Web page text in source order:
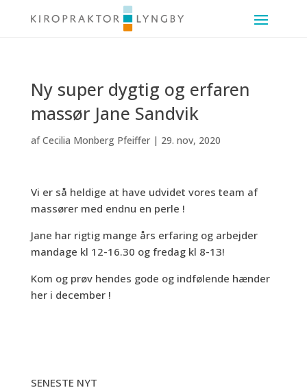
Ny super dygtig og erfaren
massør Jane Sandvik
afCecilia Monberg Pfeiffer| 29. nov, 2020
Vi er så heldige at have udvidet vores team af
massører med endnu en perle !
Jane har rigtig mange års erfaring og arbejder
mandage kl 12-16.30 og fredag kl 8-13!
Kom og prøv hendes gode og indfølende hænder
her i december !
SENESTE NYT